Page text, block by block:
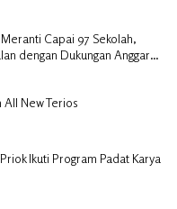
Capai 97 Sekolah,
dengan Dukungan Anggaran
New Terios
Ikuti Program Padat Karya